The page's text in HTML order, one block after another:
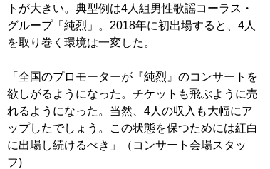
トが大きい。典型例は4人組男性歌謡コーラス・
グループ「純烈」。2018年に初出場すると、4人
を取り巻く環境は一変した。
「全国のプロモーターが『純烈』のコンサートを
欲しがるようになった。チケットも飛ぶように売
れるようになった。当然、4人の収入も大幅にア
ップしたでしょう。この状態を保つためには紅白
に出場し続けるべき」（コンサート会場スタッ
フ)